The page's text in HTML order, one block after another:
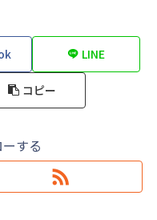
LINE
コピー
する